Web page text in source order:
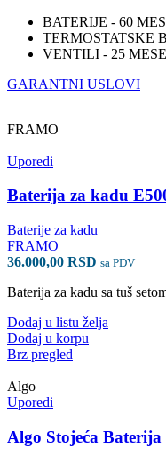
BATERIJE - 60
TERMOSTATSKE
VENTILI - 25
GARANTNI USLOVI
FRAMO
Uporedi
Baterija za kadu
Baterije za kadu
FRAMO
36.000,00 RSD sa PDV
Baterija za kadu sa tuš
Dodaj u listu želja
Dodaj u korpu
Brz pregled
Algo
Uporedi
Algo Stojeća